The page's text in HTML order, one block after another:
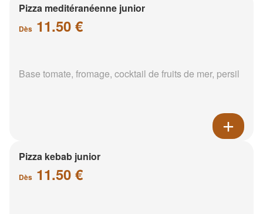
Pizza meditéranéenne junior
Dès 11.50 €
Base tomate, fromage, cocktail de fruits de mer, persil
Pizza kebab junior
Dès 11.50 €